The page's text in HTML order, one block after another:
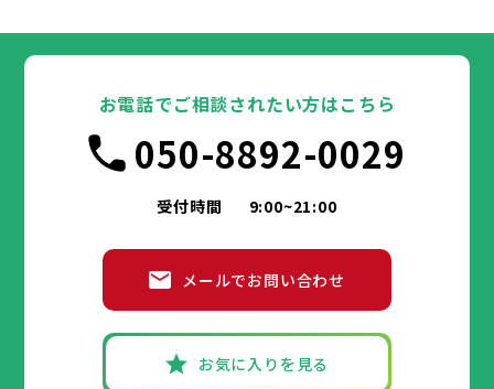
お電話でご相談されたい方はこちら
050-8892-0029
受付時間 9:00~21:00
メールでお問い合わせ
お気に入りを見る